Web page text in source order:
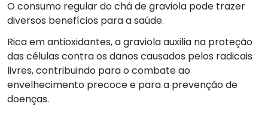
O consumo regular do chá de graviola pode trazer
diversos benefícios para a saúde.
Rica em antioxidantes, a graviola auxilia na proteção
das células contra os danos causados pelos radicais
livres, contribuindo para o combate ao
envelhecimento precoce e para a prevenção de
doenças.